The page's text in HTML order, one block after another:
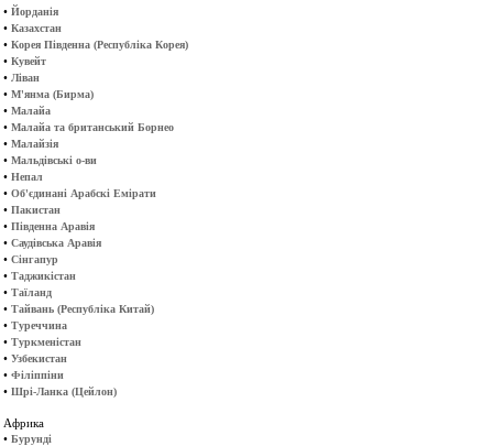
• Йорданія
• Казахстан
• Корея Південна (Республіка Корея)
• Кувейт
• Ліван
• М'янма (Бирма)
• Малайа
• Малайа та британський Борнео
• Малайзія
• Мальдівські о-ви
• Непал
• Об'єдинані Арабскі Емірати
• Пакистан
• Південна Аравія
• Саудівська Аравія
• Сінгапур
• Таджикістан
• Таїланд
• Тайвань (Республіка Китай)
• Туреччина
• Туркменістан
• Узбекистан
• Філіппіни
• Шрі-Ланка (Цейлон)
Африка
• Бурунді